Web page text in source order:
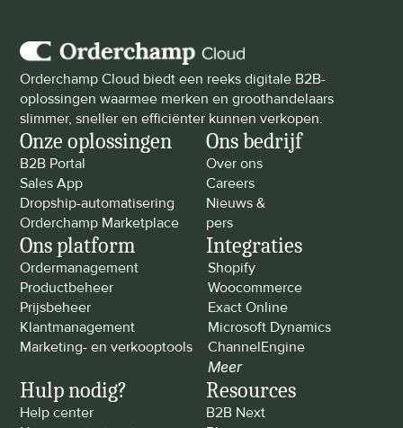
Orderchamp Cloud biedt een reeks digitale B2B-
oplossingen waarmee merken en groothandelaars
slimmer, sneller en efficiënter kunnen verkopen.
Onze oplossingen
B2B Portal
Sales App
Dropship-automatisering
Orderchamp Marketplace
Ons bedrijf
Over ons
Careers
Nieuws &
pers
Ons platform
Ordermanagement
Productbeheer
Prijsbeheer
Klantmanagement
Marketing- en verkooptools
Integraties
Shopify
Woocommerce
Exact Online
Microsoft Dynamics
ChannelEngine
Meer
Hulp nodig?
Help center
Resources
B2B Next